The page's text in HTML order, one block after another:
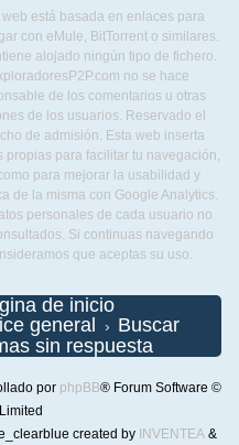
web está basada en enlaces para
con eMule, BitTorrent o similares.
alojado ningún tipo de fichero.
no se hace
de los comentarios u otras
de los usuarios. Reservado el
de admisión. Esta web inserta
propias para facilitar tu navegación,
para mejorar la usabilidad y
de la misma con Google Analytics.
personales de cada usuario no
Si continuas navegando
que aceptas su uso.
de inicio
general
Buscar
sin respuesta
por phpBB® Forum Software ©
created by INVENTEA &